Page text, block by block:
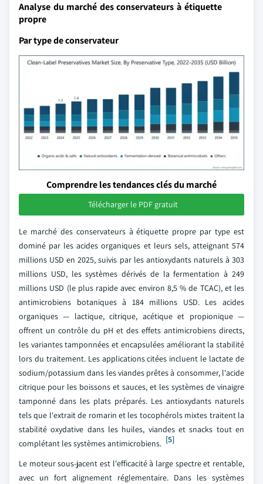
Analyse du marché des conservateurs à étiquette
propre
Par type de conservateur
Comprendre les tendances clés du marché
Télécharger le PDF gratuit
Le marché des conservateurs à étiquette propre par type est
dominé par les acides organiques et leurs sels, atteignant 574
millions USD en 2025, suivis par les antioxydants naturels à 303
millions USD, les systèmes dérivés de la fermentation à 249
millions USD (le plus rapide avec environ 8,5 % de TCAC), et les
antimicrobiens botaniques à 184 millions USD. Les acides
organiques — lactique, citrique, acétique et propionique —
offrent un contrôle du pH et des effets antimicrobiens directs,
les variantes tamponnées et encapsulées améliorant la stabilité
lors du traitement. Les applications citées incluent le lactate de
sodium/potassium dans les viandes prêtes à consommer, l'acide
citrique pour les boissons et sauces, et les systèmes de vinaigre
tamponné dans les plats préparés. Les antioxydants naturels
tels que l'extrait de romarin et les tocophérols mixtes traitent la
stabilité oxydative dans les huiles, viandes et snacks tout en
complétant les systèmes antimicrobiens. [5]
Le moteur sous-jacent est l'efficacité à large spectre et rentable,
avec un fort alignement réglementaire. Dans les systèmes